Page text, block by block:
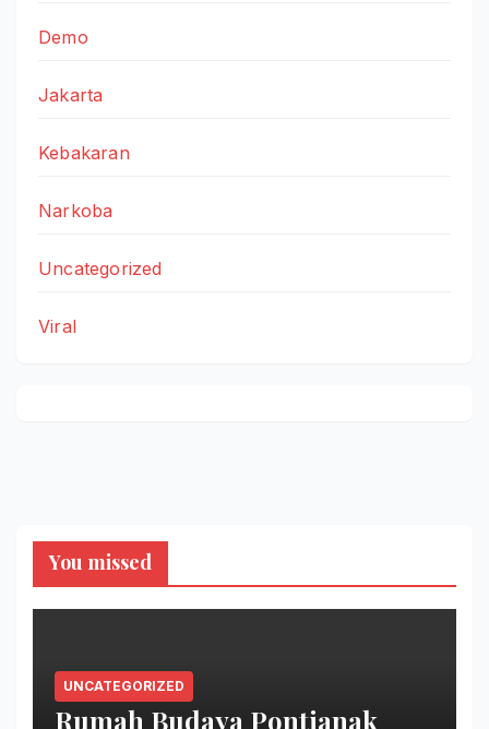
Demo
Jakarta
Kebakaran
Narkoba
Uncategorized
Viral
You missed
UNCATEGORIZED
Rumah Budaya Pontianak